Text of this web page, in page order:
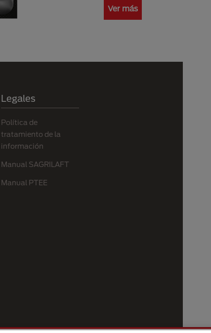
Ver más
Legales
Política de
tratamiento de la
información
Manual SAGRILAFT
Manual PTEE